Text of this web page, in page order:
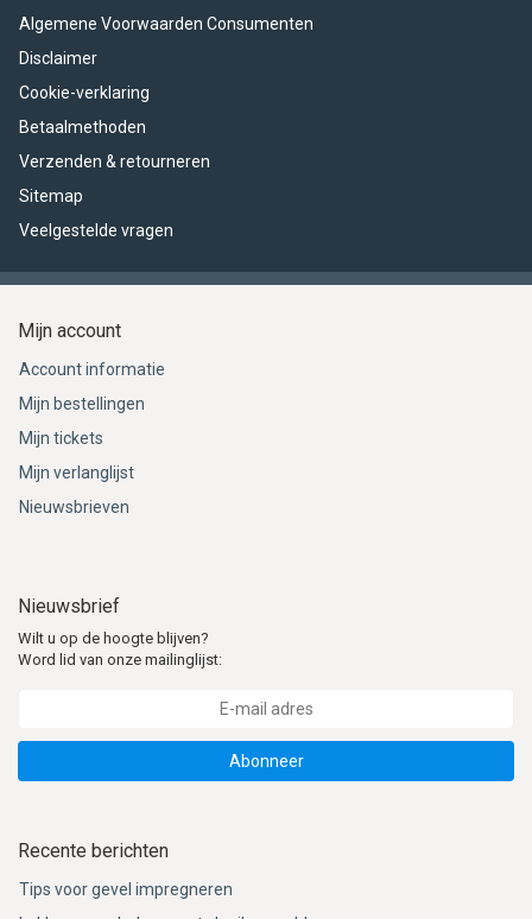
Algemene Voorwaarden Consumenten
Disclaimer
Cookie-verklaring
Betaalmethoden
Verzenden & retourneren
Sitemap
Veelgestelde vragen
Mijn account
Account informatie
Mijn bestellingen
Mijn tickets
Mijn verlanglijst
Nieuwsbrieven
Nieuwsbrief
Wilt u op de hoogte blijven?
Word lid van onze mailinglijst:
Abonneer
Recente berichten
Tips voor gevel impregneren